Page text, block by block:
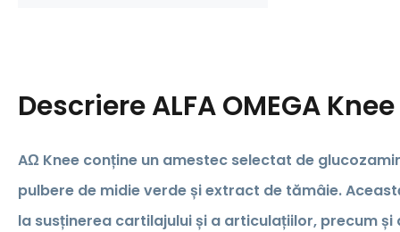
DescriereALFA OMEGA Knee
AΩ Knee conține un amestec selectat de
pulbere de midie verde și extract de tămâie.
la susținerea cartilajului și a articulațiilor, precum